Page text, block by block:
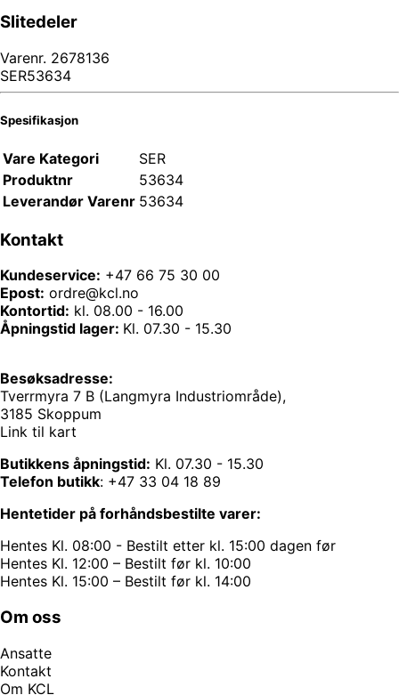
Slitedeler
Varenr. 2678136
SER53634
Spesifikasjon
Vare Kategori
SER
Produktnr
53634
Leverandør Varenr 53634
Kontakt
Kundeservice: +47 66 75 30 00
Epost: ordre@kcl.no
Kontortid: kl. 08.00 - 16.00
Åpningstid lager: Kl. 07.30 - 15.30
Besøksadresse:
Tverrmyra 7 B (Langmyra Industriområde),
3185 Skoppum
Link til kart
Butikkens åpningstid: Kl. 07.30 - 15.30
Telefon butikk: +47 33 04 18 89
Hentetider på forhåndsbestilte varer:
Hentes Kl. 08:00 - Bestilt etter kl. 15:00 dagen før
Hentes Kl. 12:00 – Bestilt før kl. 10:00
Hentes Kl. 15:00 – Bestilt før kl. 14:00
Om oss
Ansatte
Kontakt
Om KCL